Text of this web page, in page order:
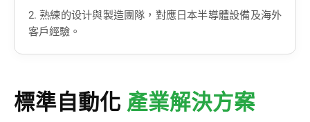
2. 熟練的设计與製造團隊，對應日本半導體設備及海外
客戶經驗。
標準自動化 產業解決方案